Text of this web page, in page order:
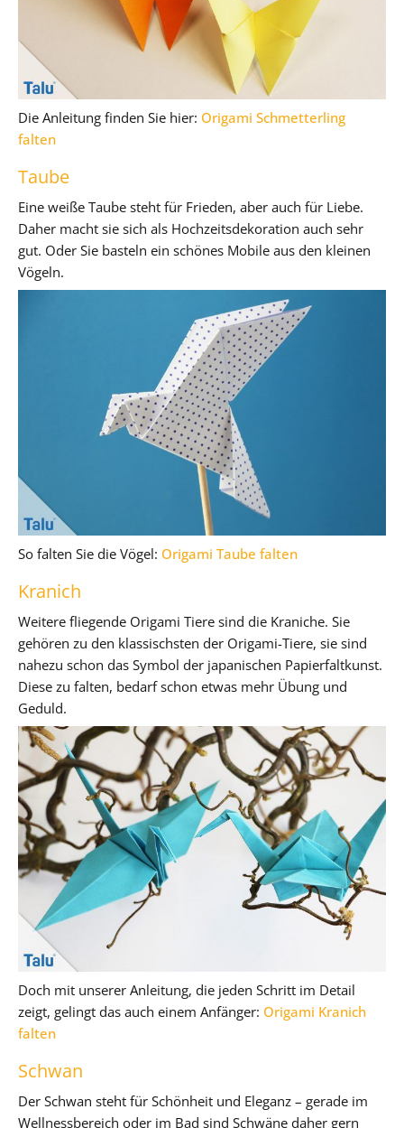
Die Anleitung finden Sie hier: Origami Schmetterling
falten
Taube
Eine weiße Taube steht für Frieden, aber auch für Liebe.
Daher macht sie sich als Hochzeitsdekoration auch sehr
gut. Oder Sie basteln ein schönes Mobile aus den kleinen
Vögeln.
So falten Sie die Vögel: Origami Taube falten
Kranich
Weitere fliegende Origami Tiere sind die Kraniche. Sie
gehören zu den klassischsten der Origami-Tiere, sie sind
nahezu schon das Symbol der japanischen Papierfaltkunst.
Diese zu falten, bedarf schon etwas mehr Übung und
Geduld.
Doch mit unserer Anleitung, die jeden Schritt im Detail
zeigt, gelingt das auch einem Anfänger: Origami Kranich
falten
Schwan
Der Schwan steht für Schönheit und Eleganz – gerade im
Wellnessbereich oder im Bad sind Schwäne daher gern